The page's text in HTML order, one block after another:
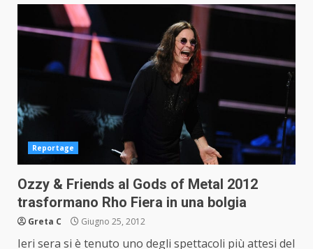
Reportage
Ozzy & Friends al Gods of Metal 2012
trasformano Rho Fiera in una bolgia
Greta C Giugno 25, 2012
Ieri sera si è tenuto uno degli spettacoli più attesi del